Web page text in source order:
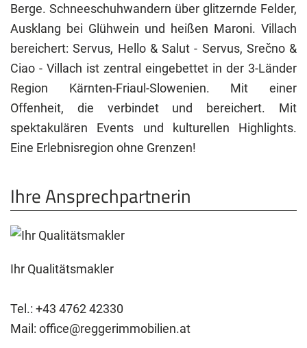
Berge. Schneeschuhwandern über glitzernde Felder,
Ausklang bei Glühwein und heißen Maroni. Villach
bereichert: Servus, Hello & Salut - Servus, Srečno &
Ciao - Villach ist zentral eingebettet in der 3-Länder
Region Kärnten-Friaul-Slowenien. Mit einer
Offenheit, die verbindet und bereichert. Mit
spektakulären Events und kulturellen Highlights.
Eine Erlebnisregion ohne Grenzen!
Ihre Ansprechpartnerin
Ihr Qualitätsmakler
Tel.: +43 4762 42330
Mail: office@reggerimmobilien.at